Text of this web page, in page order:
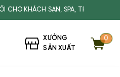
SẠN, SPA, TRƯỜNG HỌC
XƯỞNG
SẢN XUẤT
0